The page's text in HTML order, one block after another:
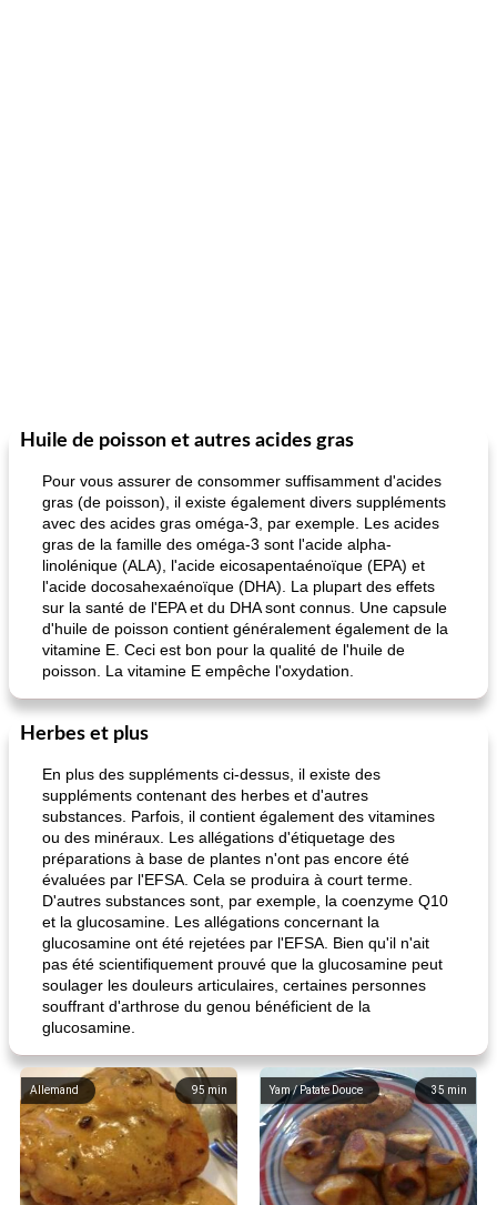
Huile de poisson et autres acides gras
Pour vous assurer de consommer suffisamment d'acides
gras (de poisson), il existe également divers suppléments
avec des acides gras oméga-3, par exemple. Les acides
gras de la famille des oméga-3 sont l'acide alpha-
linolénique (ALA), l'acide eicosapentaénoïque (EPA) et
l'acide docosahexaénoïque (DHA). La plupart des effets
sur la santé de l'EPA et du DHA sont connus. Une capsule
d'huile de poisson contient généralement également de la
vitamine E. Ceci est bon pour la qualité de l'huile de
poisson. La vitamine E empêche l'oxydation.
Herbes et plus
En plus des suppléments ci-dessus, il existe des
suppléments contenant des herbes et d'autres
substances. Parfois, il contient également des vitamines
ou des minéraux. Les allégations d'étiquetage des
préparations à base de plantes n'ont pas encore été
évaluées par l'EFSA. Cela se produira à court terme.
D'autres substances sont, par exemple, la coenzyme Q10
et la glucosamine. Les allégations concernant la
glucosamine ont été rejetées par l'EFSA. Bien qu'il n'ait
pas été scientifiquement prouvé que la glucosamine peut
soulager les douleurs articulaires, certaines personnes
souffrant d'arthrose du genou bénéficient de la
glucosamine.
95 min
Allemand 35 min
Yam / Patate Douce